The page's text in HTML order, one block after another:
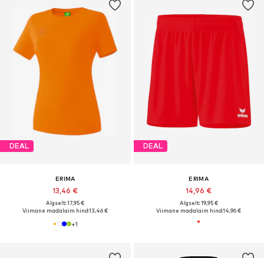
DEAL
ERIMA
13,46 €
Algselt: 17,95 €
Viimane madalaim hind:13,46 €
+1
DEAL
ERIMA
14,96 €
Algselt: 19,95 €
Viimane madalaim hind:14,96 €